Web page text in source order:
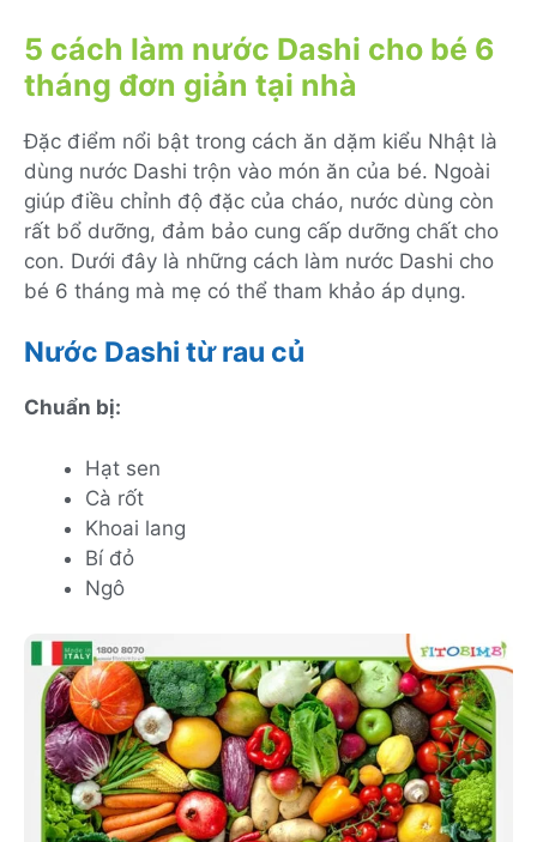
5 cách làm nước Dashi cho bé 6
tháng đơn giản tại nhà
Đặc điểm nổi bật trong cách ăn dặm kiểu Nhật là
dùng nước Dashi trộn vào món ăn của bé. Ngoài
giúp điều chỉnh độ đặc của cháo, nước dùng còn
rất bổ dưỡng, đảm bảo cung cấp dưỡng chất cho
con. Dưới đây là những cách làm nước Dashi cho
bé 6 tháng mà mẹ có thể tham khảo áp dụng.
Nước Dashi từ rau củ
Chuẩn bị:
Hạt sen
Cà rốt
Khoai lang
Bí đỏ
Ngô